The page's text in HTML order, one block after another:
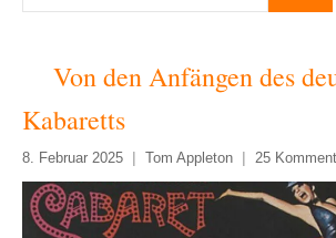
Von den Anfängen des
Kabaretts
8. Februar 2025 Tom Appleton 25